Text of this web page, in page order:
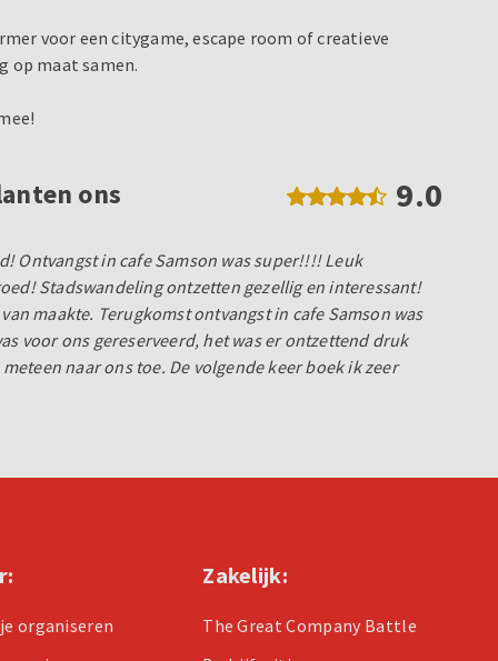
voor een citygame, escape room of creatieve
op maat samen.
ons 9.0
Ontvangst in cafe Samson was super!!!! Leuk
Stadswandeling ontzetten gezellig en interessant!
maakte. Terugkomst ontvangst in cafe Samson was
voor ons gereserveerd, het was er ontzettend druk
naar ons toe. De volgende keer boek ik zeer
organiseren
Zakelijk:
The Great Company Battle